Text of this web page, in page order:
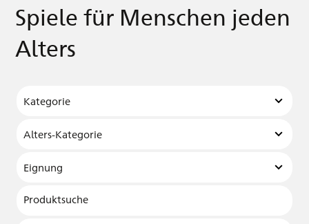
Spiele für Menschen jeden
Alters
Produktsuche